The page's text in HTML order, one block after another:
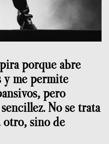
porque abre
y me permite
pero
No se trata
sino de